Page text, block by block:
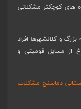
های کوچکتر مشکلاتی
بزرگ و کلانشهرها افراد
از مسایل قومیتی و
دماسنج مشکلات